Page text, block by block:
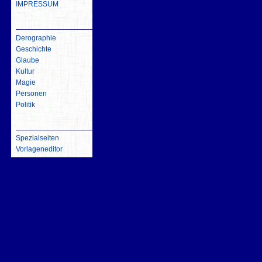
IMPRESSUM
Derographie
Geschichte
Glaube
Kultur
Magie
Personen
Politik
Spezialseiten
Vorlageneditor